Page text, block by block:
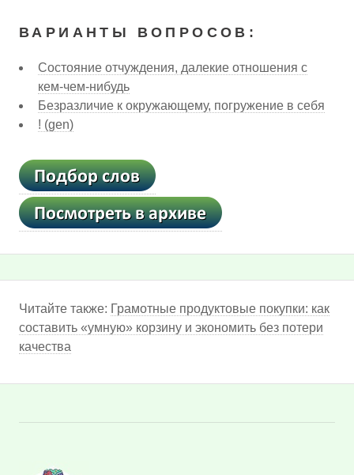
ВАРИАНТЫ ВОПРОСОВ:
Состояние отчуждения, далекие отношения с
кем-чем-нибудь
Безразличие к окружающему, погружение в себя
! (gen)
Читайте также: Грамотные продуктовые покупки: как
составить «умную» корзину и экономить без потери
качества